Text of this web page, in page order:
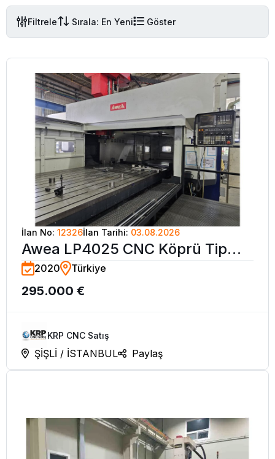
Filtrele Sırala: En Yeni Göster
İlan No: 12326İlan Tarihi: 03.08.2026
Awea LP4025 CNC Köprü Tip
İşleme Merkezi-2020 (600 Saat)
2020 Türkiye
295.000 €
KRP CNC Satış
ŞİŞLİ / İSTANBUL Paylaş